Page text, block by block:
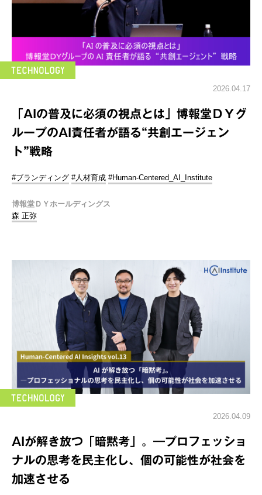
2026.04.17
「AIの普及に必須の視点とは」博報堂ＤＹグ
ループのAI責任者が語る“共創エージェン
ト”戦略
#ブランディング #人材育成 #Human-Centered_AI_Institute
博報堂ＤＹホールディングス
森 正弥
2026.04.09
AIが解き放つ「暗黙考」。―プロフェッショ
ナルの思考を民主化し、個の可能性が社会を
加速させる